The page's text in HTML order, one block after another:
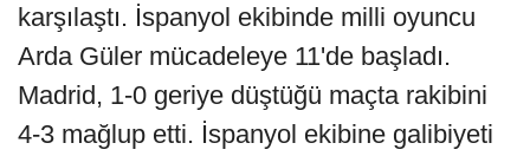
karşılaştı. İspanyol ekibinde milli oyuncu
Arda Güler mücadeleye 11'de başladı.
Madrid, 1-0 geriye düştüğü maçta rakibini
4-3 mağlup etti. İspanyol ekibine galibiyeti